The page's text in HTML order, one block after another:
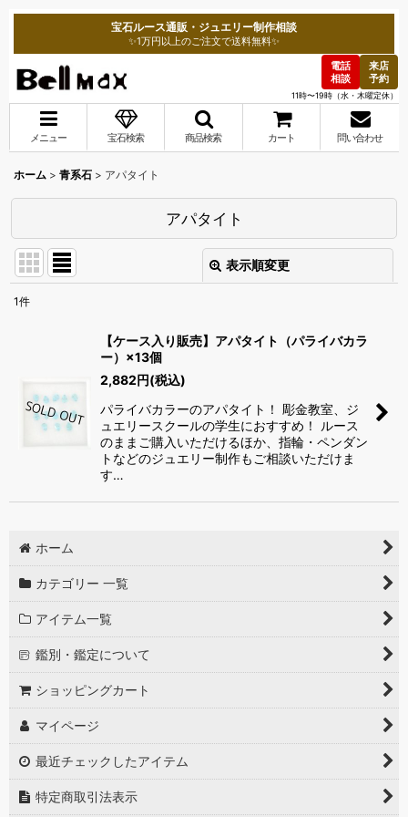
宝石ルース通販・ジュエリー制作相談
✨1万円以上のご注文で送料無料✨
電話
相談
来店
予約
11時〜19時（水・木曜定休）
メニュー 宝石検索 商品検索 カート 問い合わせ
ホーム > 青系石 > アパタイト
アパタイト
表示順変更
絞り込む
1件
【ケース入り販売】アパタイト（パライバカラ
ー）×13個
2,882円(税込)
パライバカラーのアパタイト！ 彫金教室、ジ
ュエリースクールの学生におすすめ！ ルース
のままご購入いただけるほか、指輪・ペンダン
トなどのジュエリー制作もご相談いただけま
す…
ホーム
カテゴリー 一覧
アイテム一覧
鑑別・鑑定について
ショッピングカート
マイページ
最近チェックしたアイテム
特定商取引法表示